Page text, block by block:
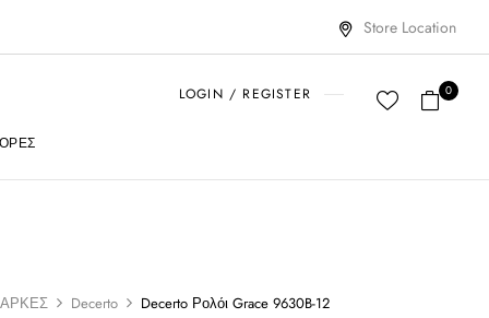
Store Location
LOGIN / REGISTER 0
Decerto Decerto Ρολόι Grace 9630B-12